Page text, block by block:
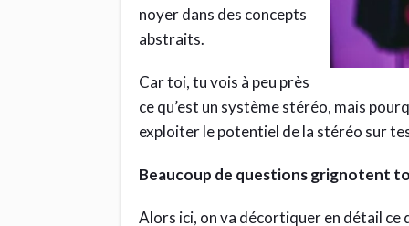
noyer dans des concepts
abstraits.
Car toi, tu vois à peu près
ce qu’est un système stéréo, mais
exploiter le potentiel de la stéréo sur
Beaucoup de questions grignotent
Alors ici, on va décortiquer en détail ce